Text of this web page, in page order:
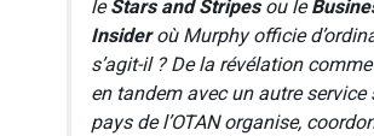
leStars and Stripesou le
Insideroù Murphy officie
s’agit-il ? De la révélation
en tandem avec un autre service
pays de l’OTAN organise,